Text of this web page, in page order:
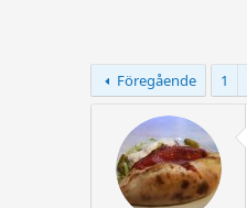
Föregående 1